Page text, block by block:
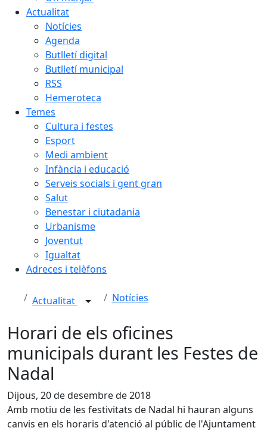
Actualitat
Notícies
Agenda
Butlletí digital
Butlletí municipal
RSS
Hemeroteca
Temes
Cultura i festes
Esport
Medi ambient
Infància i educació
Serveis socials i gent gran
Salut
Benestar i ciutadania
Urbanisme
Joventut
Igualtat
Adreces i telèfons
Actualitat Notícies
Horari de els oficines
municipals durant les Festes de
Nadal
Dijous, 20 de desembre de 2018
Amb motiu de les festivitats de Nadal hi hauran alguns
canvis en els horaris d'atenció al públic de l'Ajuntament